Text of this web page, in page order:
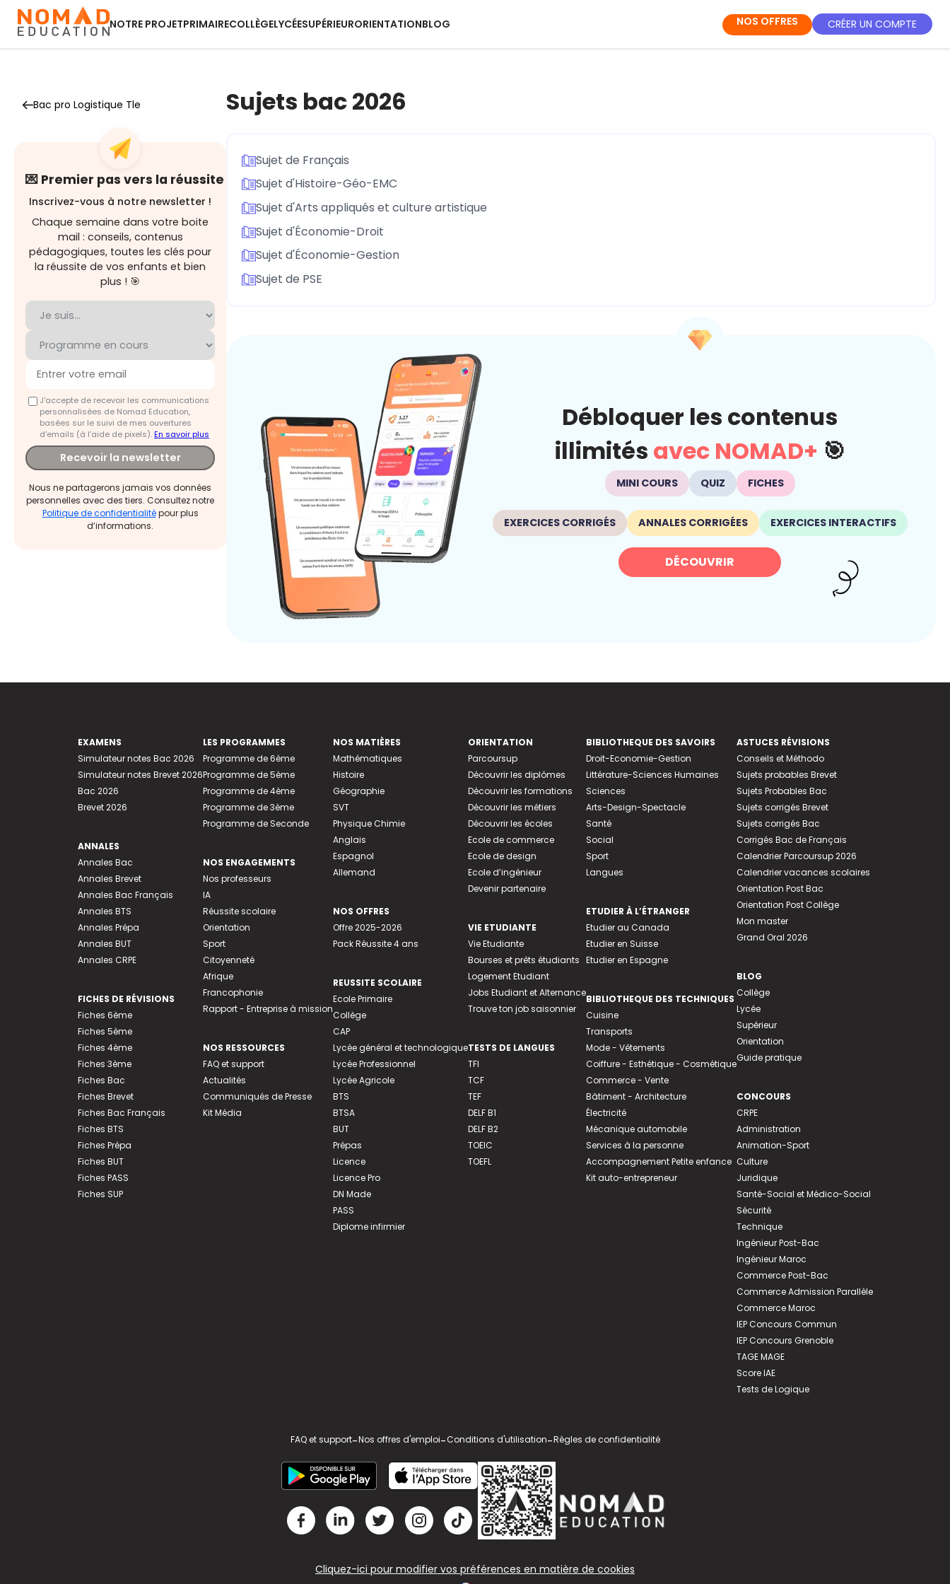
NOTRE PROJETPRIMAIRECOLLÈGELYCÉESUPÉRIEURORIENTATIONBLOG NOS OFFRES CRÉER UN COMPTE
Bac pro Logistique Tle
💌 Premier pas vers la réussite
Inscrivez-vous à notre newsletter !
Chaque semaine dans votre boite
mail : conseils, contenus
pédagogiques, toutes les clés pour
la réussite de vos enfants et bien
plus ! 🎯
J'accepte de recevoir les communications
personnalisées de Nomad Education,
basées sur le suivi de mes ouvertures
d'emails (à l’aide de pixels).En savoir plus
Recevoir la newsletter
Nous ne partagerons jamais vos données
personnelles avec des tiers. Consultez notre
Politique de confidentialitépour plus
d’informations.
Sujets bac 2026
Sujet de Français
Sujet d'Histoire-Géo-EMC
Sujet d'Arts appliqués et culture artistique
Sujet d'Économie-Droit
Sujet d'Économie-Gestion
Sujet de PSE
Débloquer les contenus
illimités avec NOMAD+ 🎯
MINI COURS QUIZ FICHES
EXERCICES CORRIGÉS ANNALES CORRIGÉES EXERCICES INTERACTIFS
DÉCOUVRIR
EXAMENS
Simulateur notes Bac 2026
Simulateur notes Brevet 2026
Bac 2026
Brevet 2026
ANNALES
Annales Bac
Annales Brevet
Annales Bac Français
Annales BTS
Annales Prépa
Annales BUT
Annales CRPE
FICHES DE RÉVISIONS
Fiches 6ème
Fiches 5ème
Fiches 4ème
Fiches 3ème
Fiches Bac
Fiches Brevet
Fiches Bac Français
Fiches BTS
Fiches Prépa
Fiches BUT
Fiches PASS
Fiches SUP
LES PROGRAMMES
Programme de 6ème
Programme de 5ème
Programme de 4ème
Programme de 3ème
Programme de Seconde
NOS ENGAGEMENTS
Nos professeurs
IA
Réussite scolaire
Orientation
Sport
Citoyenneté
Afrique
Francophonie
Rapport - Entreprise à mission
NOS RESSOURCES
FAQ et support
Actualités
Communiqués de Presse
Kit Média
NOS MATIÈRES
Mathématiques
Histoire
Géographie
SVT
Physique Chimie
Anglais
Espagnol
Allemand
NOS OFFRES
Offre 2025-2026
Pack Réussite 4 ans
REUSSITE SCOLAIRE
Ecole Primaire
Collège
CAP
Lycée général et technologique
Lycée Professionnel
Lycée Agricole
BTS
BTSA
BUT
Prépas
Licence
Licence Pro
DN Made
PASS
Diplome infirmier
ORIENTATION
Parcoursup
Découvrir les diplômes
Découvrir les formations
Découvrir les métiers
Découvrir les écoles
Ecole de commerce
Ecole de design
Ecole d’ingénieur
Devenir partenaire
VIE ETUDIANTE
Vie Etudiante
Bourses et prêts étudiants
Logement Etudiant
Jobs Etudiant et Alternance
Trouve ton job saisonnier
TESTS DE LANGUES
TFI
TCF
TEF
DELF B1
DELF B2
TOEIC
TOEFL
BIBLIOTHEQUE DES SAVOIRS
Droit-Economie-Gestion
Littérature-Sciences Humaines
Sciences
Arts-Design-Spectacle
Santé
Social
Sport
Langues
ETUDIER À L’ÉTRANGER
Etudier au Canada
Etudier en Suisse
Etudier en Espagne
BIBLIOTHEQUE DES TECHNIQUES
Cuisine
Transports
Mode - Vêtements
Coiffure - Esthétique - Cosmétique
Commerce - Vente
Bâtiment - Architecture
Électricité
Mécanique automobile
Services à la personne
Accompagnement Petite enfance
Kit auto-entrepreneur
ASTUCES RÉVISIONS
Conseils et Méthodo
Sujets probables Brevet
Sujets Probables Bac
Sujets corrigés Brevet
Sujets corrigés Bac
Corrigés Bac de Français
Calendrier Parcoursup 2026
Calendrier vacances scolaires
Orientation Post Bac
Orientation Post Collège
Mon master
Grand Oral 2026
BLOG
Collège
Lycée
Supérieur
Orientation
Guide pratique
CONCOURS
CRPE
Administration
Animation-Sport
Culture
Juridique
Santé-Social et Médico-Social
Sécurité
Technique
Ingénieur Post-Bac
Ingénieur Maroc
Commerce Post-Bac
Commerce Admission Parallèle
Commerce Maroc
IEP Concours Commun
IEP Concours Grenoble
TAGE MAGE
Score IAE
Tests de Logique
FAQ et support-Nos offres d'emploi-Conditions d'utilisation-Règles de confidentialité
Cliquez-ici pour modifier vos préférences en matière de cookies